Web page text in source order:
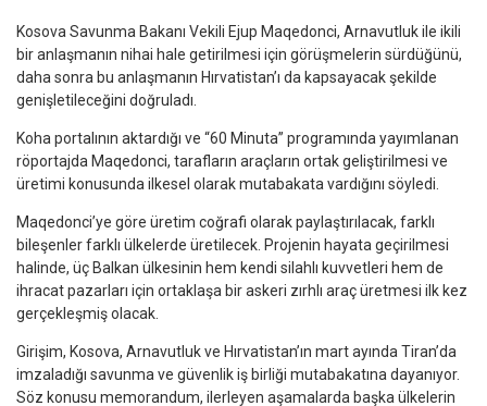
Kosova Savunma Bakanı Vekili Ejup Maqedonci, Arnavutluk ile ikili
bir anlaşmanın nihai hale getirilmesi için görüşmelerin sürdüğünü,
daha sonra bu anlaşmanın Hırvatistan’ı da kapsayacak şekilde
genişletileceğini doğruladı.
Koha portalının aktardığı ve “60 Minuta” programında yayımlanan
röportajda Maqedonci, tarafların araçların ortak geliştirilmesi ve
üretimi konusunda ilkesel olarak mutabakata vardığını söyledi.
Maqedonci’ye göre üretim coğrafi olarak paylaştırılacak, farklı
bileşenler farklı ülkelerde üretilecek. Projenin hayata geçirilmesi
halinde, üç Balkan ülkesinin hem kendi silahlı kuvvetleri hem de
ihracat pazarları için ortaklaşa bir askeri zırhlı araç üretmesi ilk kez
gerçekleşmiş olacak.
Girişim, Kosova, Arnavutluk ve Hırvatistan’ın mart ayında Tiran’da
imzaladığı savunma ve güvenlik iş birliği mutabakatına dayanıyor.
Söz konusu memorandum, ilerleyen aşamalarda başka ülkelerin